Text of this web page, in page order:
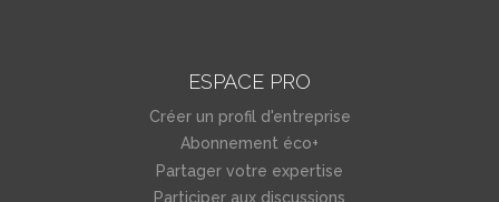
ESPACE PRO
Créer un profil d'entreprise
Abonnement éco+
Partager votre expertise
Participer aux discussions